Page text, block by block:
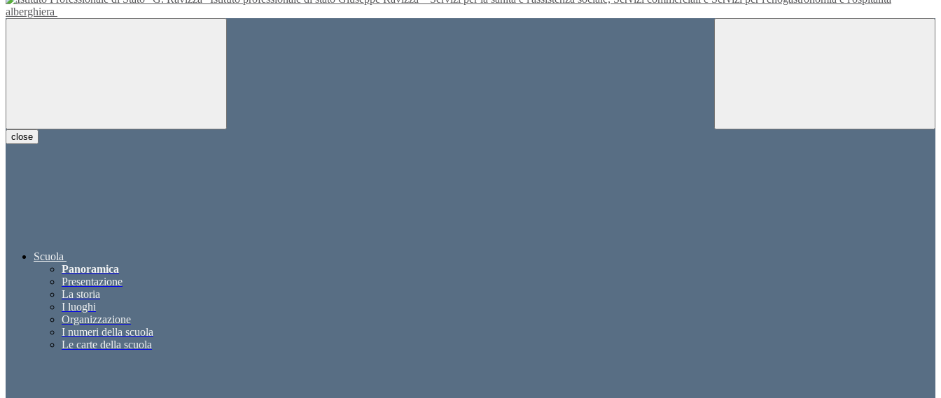
alberghiera
close
Scuola
Panoramica
Presentazione
La storia
I luoghi
Organizzazione
I numeri della scuola
Le carte della scuola